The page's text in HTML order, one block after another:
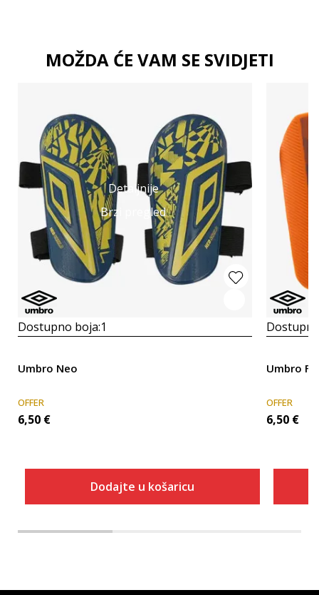
MOŽDA ĆE VAM SE SVIDJETI
Detaljnije
Brzi pregled
Dostupno boja:1
Umbro Neo
OFFER
6,50 €
Dodajte u košaricu
Umbro
OFFER
6,50 €